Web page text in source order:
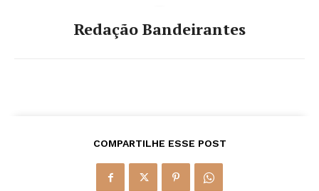
Redação Bandeirantes
COMPARTILHE ESSE POST